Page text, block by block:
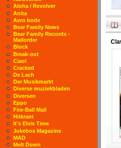
Aloha / Revolver
Anita
Avro bode
Bear Family News
Bear Family Records -
Mailorder
Block
Break-out
Ciao!
Cracked
De Lach
Der Musikmarkt
Diverse muziekbladen
Diversen
Eppo
Fire-Ball Mail
Hitkrant
It's Elvis Time
Jukebox Magazine
MAD
Melt Down